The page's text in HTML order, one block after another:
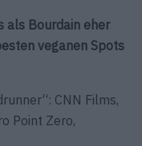
als Bourdain eher
veganen Spots
CNN Films,
Point Zero,